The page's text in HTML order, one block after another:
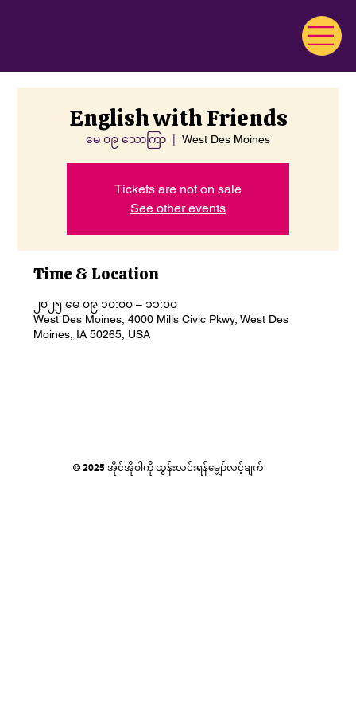
English with Friends
မေ ၀၉ သောကြာ West Des Moines
Tickets are not on sale
See other events
Time & Location
၂၀၂၅ မေ ၀၉ ၁၀:၀၀ – ၁၁:၀၀
West Des Moines, 4000 Mills Civic Pkwy, West Des
Moines, IA 50265, USA
© 2025 အိုင်အိုဝါကို ထွန်းလင်းရန်မျှော်လင့်ချက်